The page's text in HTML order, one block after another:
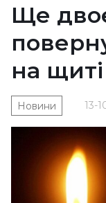
Ще
на щиті
13-
Новини